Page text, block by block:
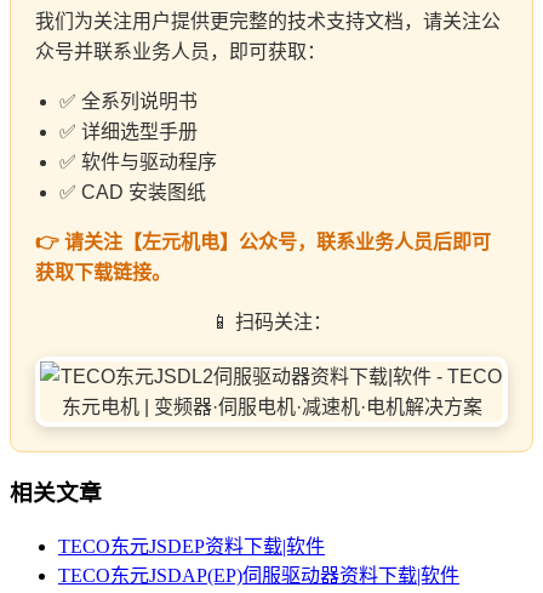
我们为关注用户提供更完整的技术支持文档，请关注公
众号并联系业务人员，即可获取：
✅ 全系列说明书
✅ 详细选型手册
✅ 软件与驱动程序
✅ CAD 安装图纸
👉 请关注【左元机电】公众号，联系业务人员后即可
获取下载链接。
📱 扫码关注：
相关文章
TECO东元JSDEP资料下载|软件
TECO东元JSDAP(EP)伺服驱动器资料下载|软件